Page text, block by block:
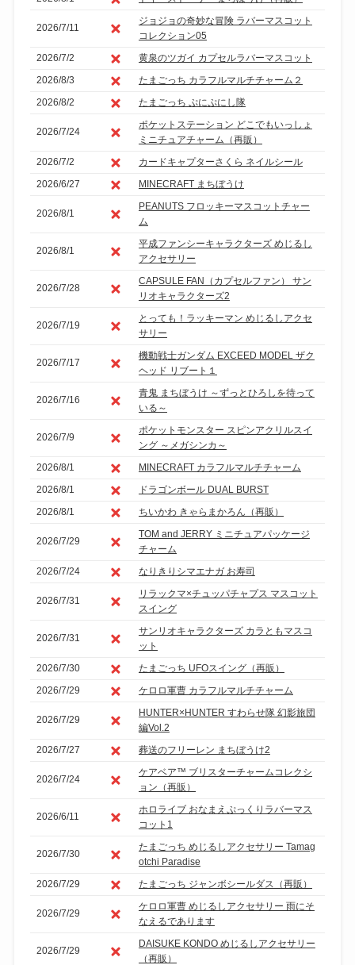
2026/7/11
ジョジョの奇妙な冒険 ラバーマスコット
コレクション05
2026/7/2
黄泉のツガイ カプセルラバーマスコット
2026/8/3
たまごっち カラフルマルチチャーム２
2026/8/2
たまごっち ぷにぷにし隊
2026/7/24
ポケットステーション どこでもいっしょ
ミニチュアチャーム（再販）
2026/7/2
カードキャプターさくら ネイルシール
2026/6/27
MINECRAFT まちぼうけ
2026/8/1
PEANUTS フロッキーマスコットチャー
ム
2026/8/1
平成ファンシーキャラクターズ めじるし
アクセサリー
2026/7/28
CAPSULE FAN（カプセルファン） サン
リオキャラクターズ2
2026/7/19
とっても！ラッキーマン めじるしアクセ
サリー
2026/7/17
機動戦士ガンダム EXCEED MODEL ザク
ヘッド リブート１
2026/7/16
青鬼 まちぼうけ ～ずっとひろしを待って
いる～
2026/7/9
ポケットモンスター スピンアクリルスイ
ング ～メガシンカ～
2026/8/1
MINECRAFT カラフルマルチチャーム
2026/8/1
ドラゴンボール DUAL BURST
2026/8/1
ちいかわ きゃらまかろん（再販）
2026/7/29
TOM and JERRY ミニチュアパッケージ
チャーム
2026/7/24
なりきりシマエナガ お寿司
2026/7/31
リラックマ×チュッパチャプス マスコット
スイング
2026/7/31
サンリオキャラクターズ カラともマスコ
ット
2026/7/30
たまごっち UFOスイング（再販）
2026/7/29
ケロロ軍曹 カラフルマルチチャーム
2026/7/29
HUNTER×HUNTER すわらせ隊 幻影旅団
編Vol.2
2026/7/27
葬送のフリーレン まちぼうけ2
2026/7/24
ケアベア™ ブリスターチャームコレクシ
ョン（再販）
2026/6/11
ホロライブ おなまえぷっくりラバーマス
コット1
2026/7/30
たまごっち めじるしアクセサリー Tamag
otchi Paradise
2026/7/29
たまごっち ジャンボシールダス（再販）
2026/7/29
ケロロ軍曹 めじるしアクセサリー 雨にそ
なえるであります
2026/7/29
DAISUKE KONDO めじるしアクセサリー
（再販）